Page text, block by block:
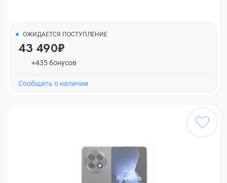
ОЖИДАЕТСЯ ПОСТУПЛЕНИЕ
43 490₽
+435 бонусов
Cообщить о наличии